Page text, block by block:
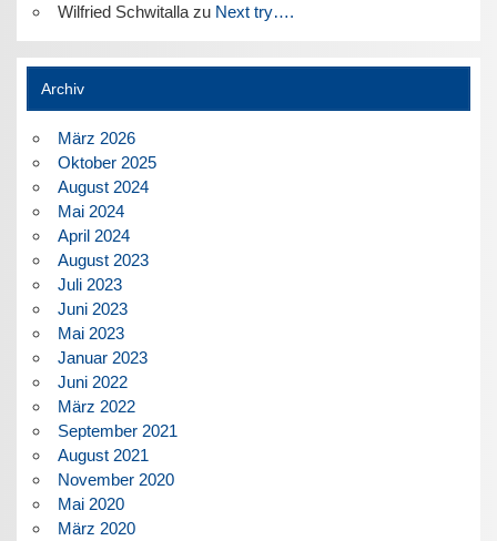
Wilfried Schwitallazu Next try….
Archiv
März 2026
Oktober 2025
August 2024
Mai 2024
April 2024
August 2023
Juli 2023
Juni 2023
Mai 2023
Januar 2023
Juni 2022
März 2022
September 2021
August 2021
November 2020
Mai 2020
März 2020